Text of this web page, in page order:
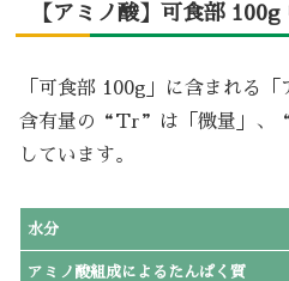
【アミノ酸】可食部 100g
「可食部 100g」に含まれる「
含有量の“Tr”は「微量」、
しています。
水分
アミノ酸組成によるたんぱく質